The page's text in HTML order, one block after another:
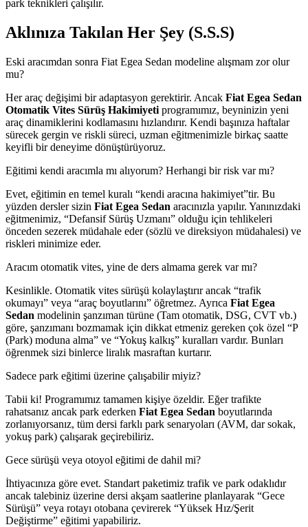
park teknikleri çalışılır.
Aklınıza Takılan Her Şey (S.S.S)
Eski aracımdan sonra Fiat Egea Sedan modeline alışmam zor olur
mu?
Her araç değişimi bir adaptasyon gerektirir. Ancak Fiat Egea Sedan
Otomatik Vites Sürüş Hakimiyeti programımız, beyninizin yeni
araç dinamiklerini kodlamasını hızlandırır. Kendi başınıza haftalar
sürecek gergin ve riskli süreci, uzman eğitmenimizle birkaç saatte
keyifli bir deneyime dönüştürüyoruz.
Eğitimi kendi aracımla mı alıyorum? Herhangi bir risk var mı?
Evet, eğitimin en temel kuralı “kendi aracına hakimiyet”tir. Bu
yüzden dersler sizin Fiat Egea Sedan aracınızla yapılır. Yanınızdaki
eğitmenimiz, “Defansif Sürüş Uzmanı” olduğu için tehlikeleri
önceden sezerek müdahale eder (sözlü ve direksiyon müdahalesi) ve
riskleri minimize eder.
Aracım otomatik vites, yine de ders almama gerek var mı?
Kesinlikle. Otomatik vites sürüşü kolaylaştırır ancak “trafik
okumayı” veya “araç boyutlarını” öğretmez. Ayrıca Fiat Egea
Sedan modelinin şanzıman türüne (Tam otomatik, DSG, CVT vb.)
göre, şanzımanı bozmamak için dikkat etmeniz gereken çok özel “P
(Park) moduna alma” ve “Yokuş kalkış” kuralları vardır. Bunları
öğrenmek sizi binlerce liralık masraftan kurtarır.
Sadece park eğitimi üzerine çalışabilir miyiz?
Tabii ki! Programımız tamamen kişiye özeldir. Eğer trafikte
rahatsanız ancak park ederken Fiat Egea Sedan boyutlarında
zorlanıyorsanız, tüm dersi farklı park senaryoları (AVM, dar sokak,
yokuş park) çalışarak geçirebiliriz.
Gece sürüşü veya otoyol eğitimi de dahil mi?
İhtiyacınıza göre evet. Standart paketimiz trafik ve park odaklıdır
ancak talebiniz üzerine dersi akşam saatlerine planlayarak “Gece
Sürüşü” veya rotayı otobana çevirerek “Yüksek Hız/Şerit
Değiştirme” eğitimi yapabiliriz.